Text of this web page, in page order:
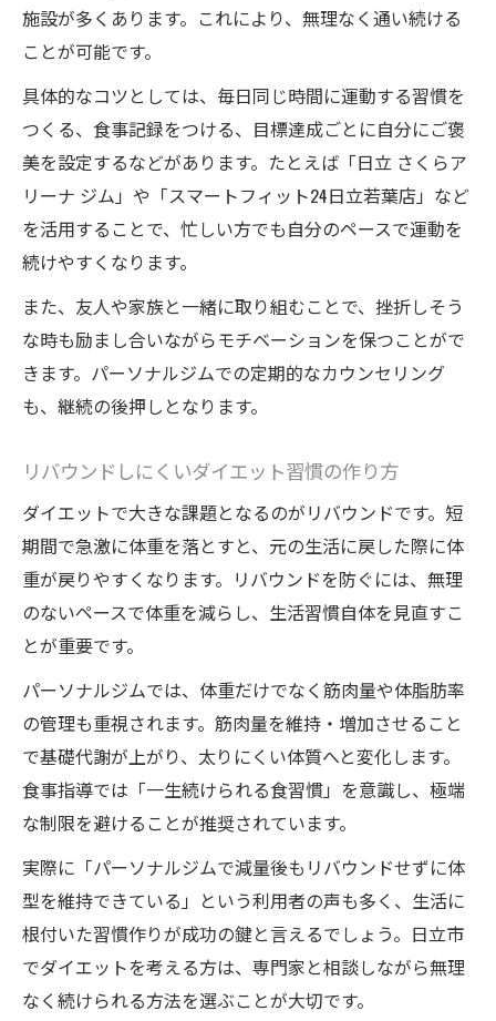
施設が多くあります。これにより、無理なく通い続ける
ことが可能です。
具体的なコツとしては、毎日同じ時間に運動する習慣を
つくる、食事記録をつける、目標達成ごとに自分にご褒
美を設定するなどがあります。たとえば「日立 さくらア
リーナ ジム」や「スマートフィット24日立若葉店」など
を活用することで、忙しい方でも自分のペースで運動を
続けやすくなります。
また、友人や家族と一緒に取り組むことで、挫折しそう
な時も励まし合いながらモチベーションを保つことがで
きます。パーソナルジムでの定期的なカウンセリング
も、継続の後押しとなります。
リバウンドしにくいダイエット習慣の作り方
ダイエットで大きな課題となるのがリバウンドです。短
期間で急激に体重を落とすと、元の生活に戻した際に体
重が戻りやすくなります。リバウンドを防ぐには、無理
のないペースで体重を減らし、生活習慣自体を見直すこ
とが重要です。
パーソナルジムでは、体重だけでなく筋肉量や体脂肪率
の管理も重視されます。筋肉量を維持・増加させること
で基礎代謝が上がり、太りにくい体質へと変化します。
食事指導では「一生続けられる食習慣」を意識し、極端
な制限を避けることが推奨されています。
実際に「パーソナルジムで減量後もリバウンドせずに体
型を維持できている」という利用者の声も多く、生活に
根付いた習慣作りが成功の鍵と言えるでしょう。日立市
でダイエットを考える方は、専門家と相談しながら無理
なく続けられる方法を選ぶことが大切です。